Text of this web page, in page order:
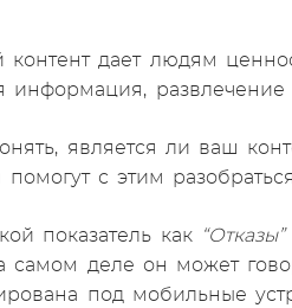
контент дает людям
информация, развлечение
является ли ваш
с этим разобраться.
показатель как “Отказы”
самом деле он может
под мобильные